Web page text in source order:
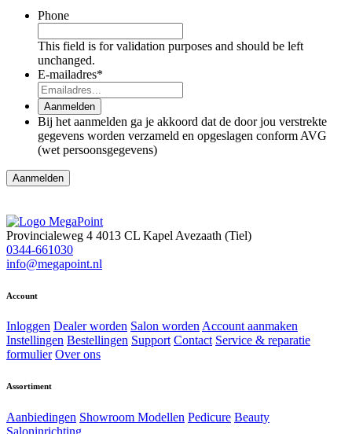
Phone
This field is for validation purposes and should be left
unchanged.
E-mailadres*
Aanmelden
Bij het aanmelden ga je akkoord dat de door jou verstrekte
gegevens worden verzameld en opgeslagen conform AVG
(wet persoonsgegevens)
Aanmelden
Provincialeweg 4 4013 CL Kapel Avezaath (Tiel)
0344-661030
info@megapoint.nl
Account
Inloggen Dealer worden Salon wordenAccount aanmaken
Instellingen Bestellingen Support Contact Service & reparatie
formulier Over ons
Assortiment
Aanbiedingen Showroom Modellen Pedicure Beauty